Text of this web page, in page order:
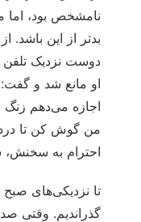
نامشخص بود، اما
بدتر از این باشد.
دوست نزدیک تلفن
او مانع شد و گفت:
اجازه می‌دهم زنگ
من گوش کن تا درد
احترام به
تا نزدیکی‌های
گذراندیم. وقتی